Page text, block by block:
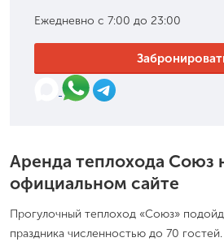
Ежедневно с 7:00 до 23:00
Аренда теплохода Союз
официальном сайте
Прогулочный теплоход «Союз»
праздника численностью до 70